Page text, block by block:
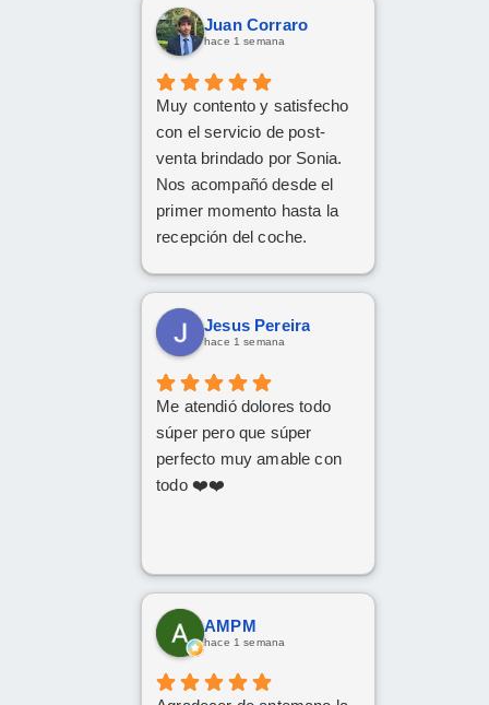
Juan Corraro
hace 1 semana
Muy contento y satisfecho
con el servicio de post-
venta brindado por Sonia.
Nos acompañó desde el
primer momento hasta la
recepción del coche.
nuestras consultas y nos
mantuvo constantemente
informados.
nuevo coche.
Jesus Pereira
hace 1 semana
Me atendió dolores todo
súper pero que súper
perfecto muy amable con
todo ❤️❤️
AMPM
hace 1 semana